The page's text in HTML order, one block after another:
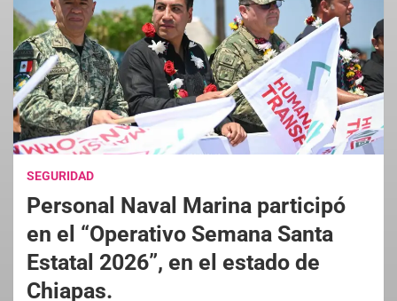
SEGURIDAD
Personal Naval Marina participó
en el “Operativo Semana Santa
Estatal 2026”, en el estado de
Chiapas.